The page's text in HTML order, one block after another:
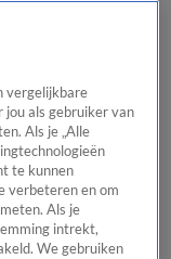
van Hart
Tip de
vergelijkbare
als gebruiker van
Als je „Alle
te kunnen
verbeteren en om
Als je
intrekt,
We gebruiken